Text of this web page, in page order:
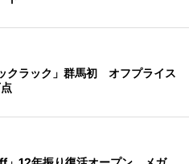
クラック」群馬初 オフプライス